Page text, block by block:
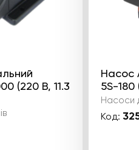
(220 В, 11.3
Насос
5S-
Насоси
Код: